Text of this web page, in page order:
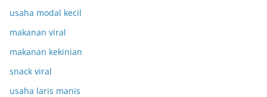
usaha modal kecil
makanan viral
makanan kekinian
snack viral
usaha laris manis